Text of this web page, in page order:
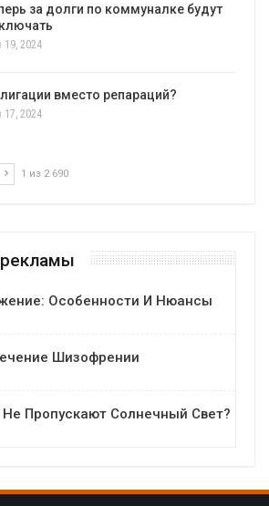
за долги по коммуналке будут
19, 2024
вместо репараций?
17, 2024
1 из 2 690
Особенности И Нюансы
Шизофрении
Пропускают Солнечный Свет?